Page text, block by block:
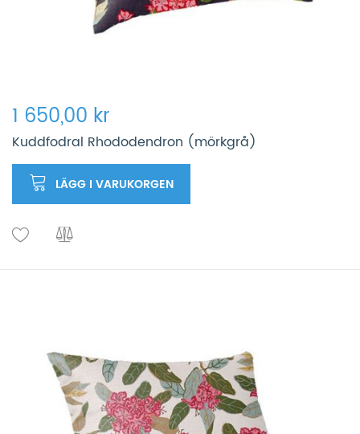
1 650,00 kr
Kuddfodral Rhododendron (mörkgrå)
LÄGG I VARUKORGEN